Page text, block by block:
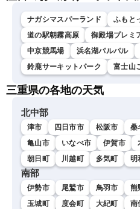
ナガシマスパーランド ふもと
道の駅朝霧高原
御殿場プレミ
中京競馬場
浜名湖パルパル
鈴鹿サーキットパーク
富士山
三重県の各地の天気
北中部
津市 四日市市 松阪市 桑
亀山市
いなべ市 伊賀市
朝日町
川越町 多気町 明
南部
伊勢市 尾鷲市 鳥羽市 熊
玉城町
度会町 大紀町 南